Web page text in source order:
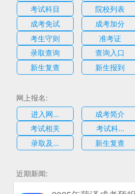
考试科目
院校列表
成考免试
成考加分
考生守则
准考证
录取查询
查询入口
新生复查
新生报到
网上报名:
进入网...
成考简介
考试相关
考试科...
录取及...
新生复查
近期新闻: